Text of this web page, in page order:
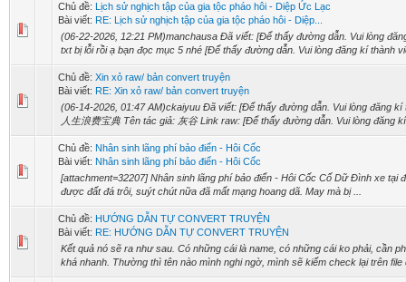
Chủ đề: Lịch sử nghịch tập của gia tộc pháo hôi - Diệp Ức Lạc
Bài viết: RE: Lịch sử nghịch tập của gia tộc pháo hôi - Diệp...
(06-22-2026, 12:21 PM)manchausa Đã viết: [Để thấy đường dẫn. Vui lòng
txt bị lỗi rồi ạ bạn đọc mục 5 nhé [Để thấy đường dẫn. Vui lòng đăng kí thành
Chủ đề: Xin xỏ raw/ bản convert truyện
Bài viết: RE: Xin xỏ raw/ bản convert truyện
(06-14-2026, 01:47 AM)ckaiyuu Đã viết: [Để thấy đường dẫn. Vui lòng đăng kí
人生浪费宝典 Tên tác giả: 灰谷 Link raw: [Để thấy đường dẫn. Vui lòng đăng
Chủ đề: Nhân sinh lãng phí bảo điển - Hôi Cốc
Bài viết: Nhân sinh lãng phí bảo điển - Hôi Cốc
[attachment=32207] Nhân sinh lãng phí bảo điển - Hôi Cốc Cố Dữ Đình xe tại
được đất đá trôi, suýt chút nữa đã mất mạng hoang dã. May mà bị ...
Chủ đề: HƯỚNG DẪN TỰ CONVERT TRUYỆN
Bài viết: RE: HƯỚNG DẪN TỰ CONVERT TRUYỆN
Kết quả nó sẽ ra như sau. Có những cái là name, có những cái ko phải, cần
khá nhanh. Thường thì tên nào mình nghi ngờ, mình sẽ kiếm check lại trên file